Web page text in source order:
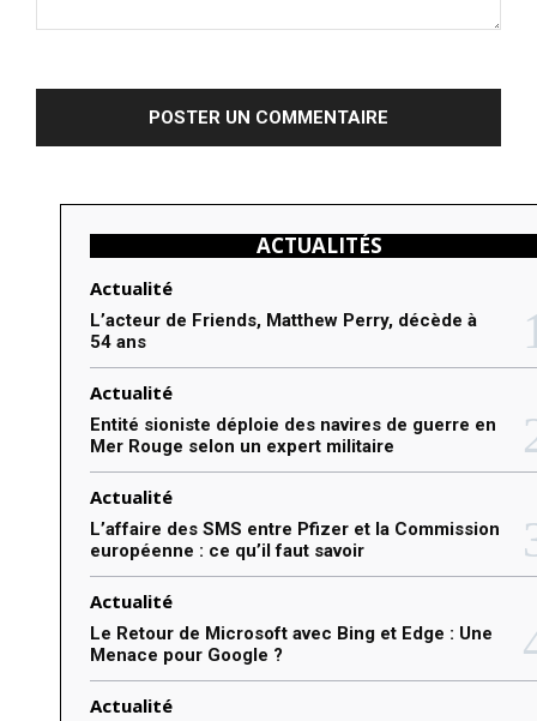
m
ACTUALITÉS
Actualité
L’acteur de Friends, Matthew Perry, décède à
54 ans
Actualité
Entité sioniste déploie des navires de guerre en
Mer Rouge selon un expert militaire
Actualité
L’affaire des SMS entre Pfizer et la Commission
européenne : ce qu’il faut savoir
Actualité
Le Retour de Microsoft avec Bing et Edge : Une
Menace pour Google ?
Actualité